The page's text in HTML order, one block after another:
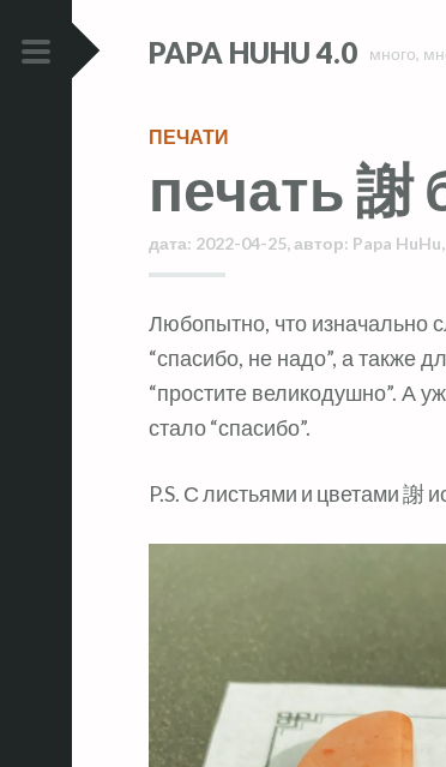
PRIMARY
PAPA HUHU 4.0 много,
ПЕЧАТИ
печать 謝
дата: 2022-04-25,автор: Papa HuHu,
Любопытно, что изначально слово 謝 использовалось для отказа, в смысле
“спасибо, не надо”, а также
“простите великодушно”. А
стало “спасибо”.
P.S. С листьями и цветами 謝